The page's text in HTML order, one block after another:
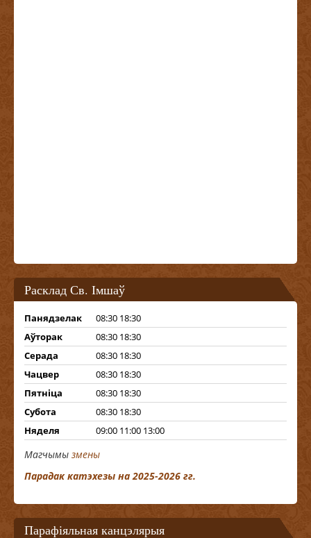
Расклад Св. Імшаў
Панядзелак
08:30 18:30
Аўторак
08:30 18:30
Серада
08:30 18:30
Чацвер
08:30 18:30
Пятніца
08:30 18:30
Субота
08:30 18:30
Няделя
09:00 11:00 13:00
Магчымы змены
Парадак катэхезы на 2025-2026 гг.
Парафіяльная канцэлярыя